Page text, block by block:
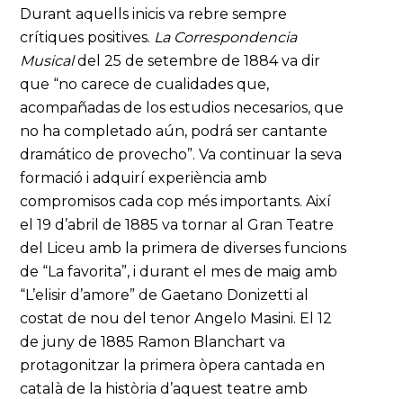
Durant aquells inicis va rebre sempre
crítiques positives. La Correspondencia
Musicaldel 25 de setembre de 1884 va dir
que “no carece de cualidades que,
acompañadas de los estudios necesarios, que
no ha completado aún, podrá ser cantante
dramático de provecho”. Va continuar la seva
formació i adquirí experiència amb
compromisos cada cop més importants. Així
el 19 d’abril de 1885 va tornar al Gran Teatre
del Liceu amb la primera de diverses funcions
de “La favorita”, i durant el mes de maig amb
“L’elisir d’amore” de Gaetano Donizetti al
costat de nou del tenor Angelo Masini. El 12
de juny de 1885 Ramon Blanchart va
protagonitzar la primera òpera cantada en
català de la història d’aquest teatre amb